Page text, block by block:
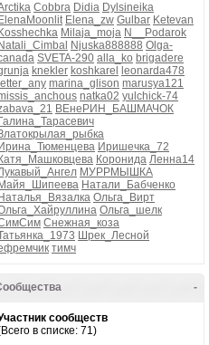
Cobbra Didia Dylsineika
ElenaMoonlit Elena_zw Gulbar Ketevan
Kosshechka Milaja_moja N__Podarok
Natali_Cimbal Njuska888888 Olga-
SVETA-290 alla_ko brigadere
knekler koshkarel
leonarda478
letter_any marina_glison marusya121
natka02 yulchick-74
ВЕнеРИН_БАШМАЧОК
Галина_Тарасевич
Ирина_Тюменцева Иришечка_72
Катя_Машковцева Коронида Ленна14
МУРРМЫШКА
Майя_Шипеева Натали_Бабченко
Наталья_Вязалка Ольга_Вирт
Ольга_шелк
Снежная_коза
Шрек_Лесной
тимч
-
сообществ
в списке: 71)